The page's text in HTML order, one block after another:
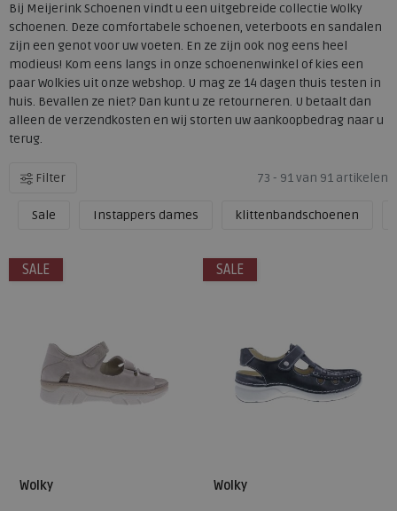
Bij Meijerink Schoenen vindt u een uitgebreide collectie Wolky
schoenen. Deze comfortabele schoenen, veterboots en sandalen
zijn een genot voor uw voeten. En ze zijn ook nog eens heel
modieus! Kom eens langs in onze schoenenwinkel of kies een
paar Wolkies uit onze webshop. U mag ze 14 dagen thuis testen in
huis. Bevallen ze niet? Dan kunt u ze retourneren. U betaalt dan
alleen de verzendkosten en wij storten uw aankoopbedrag naar u
terug.
Filter 73 - 91 van 91 artikelen
Sale Instappers dames klittenbandschoenen
SALE
Wolky
SALE
Wolky